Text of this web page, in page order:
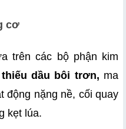
cơ
trên các bộ phận kim
thiếu dầu bôi trơn, ma
động nặng nề, cối quay
kẹt lúa.